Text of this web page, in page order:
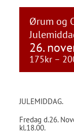
Ørum og
26.
175kr –
JULEMIDDAG.
Fredag d.26.
kl.18.00.